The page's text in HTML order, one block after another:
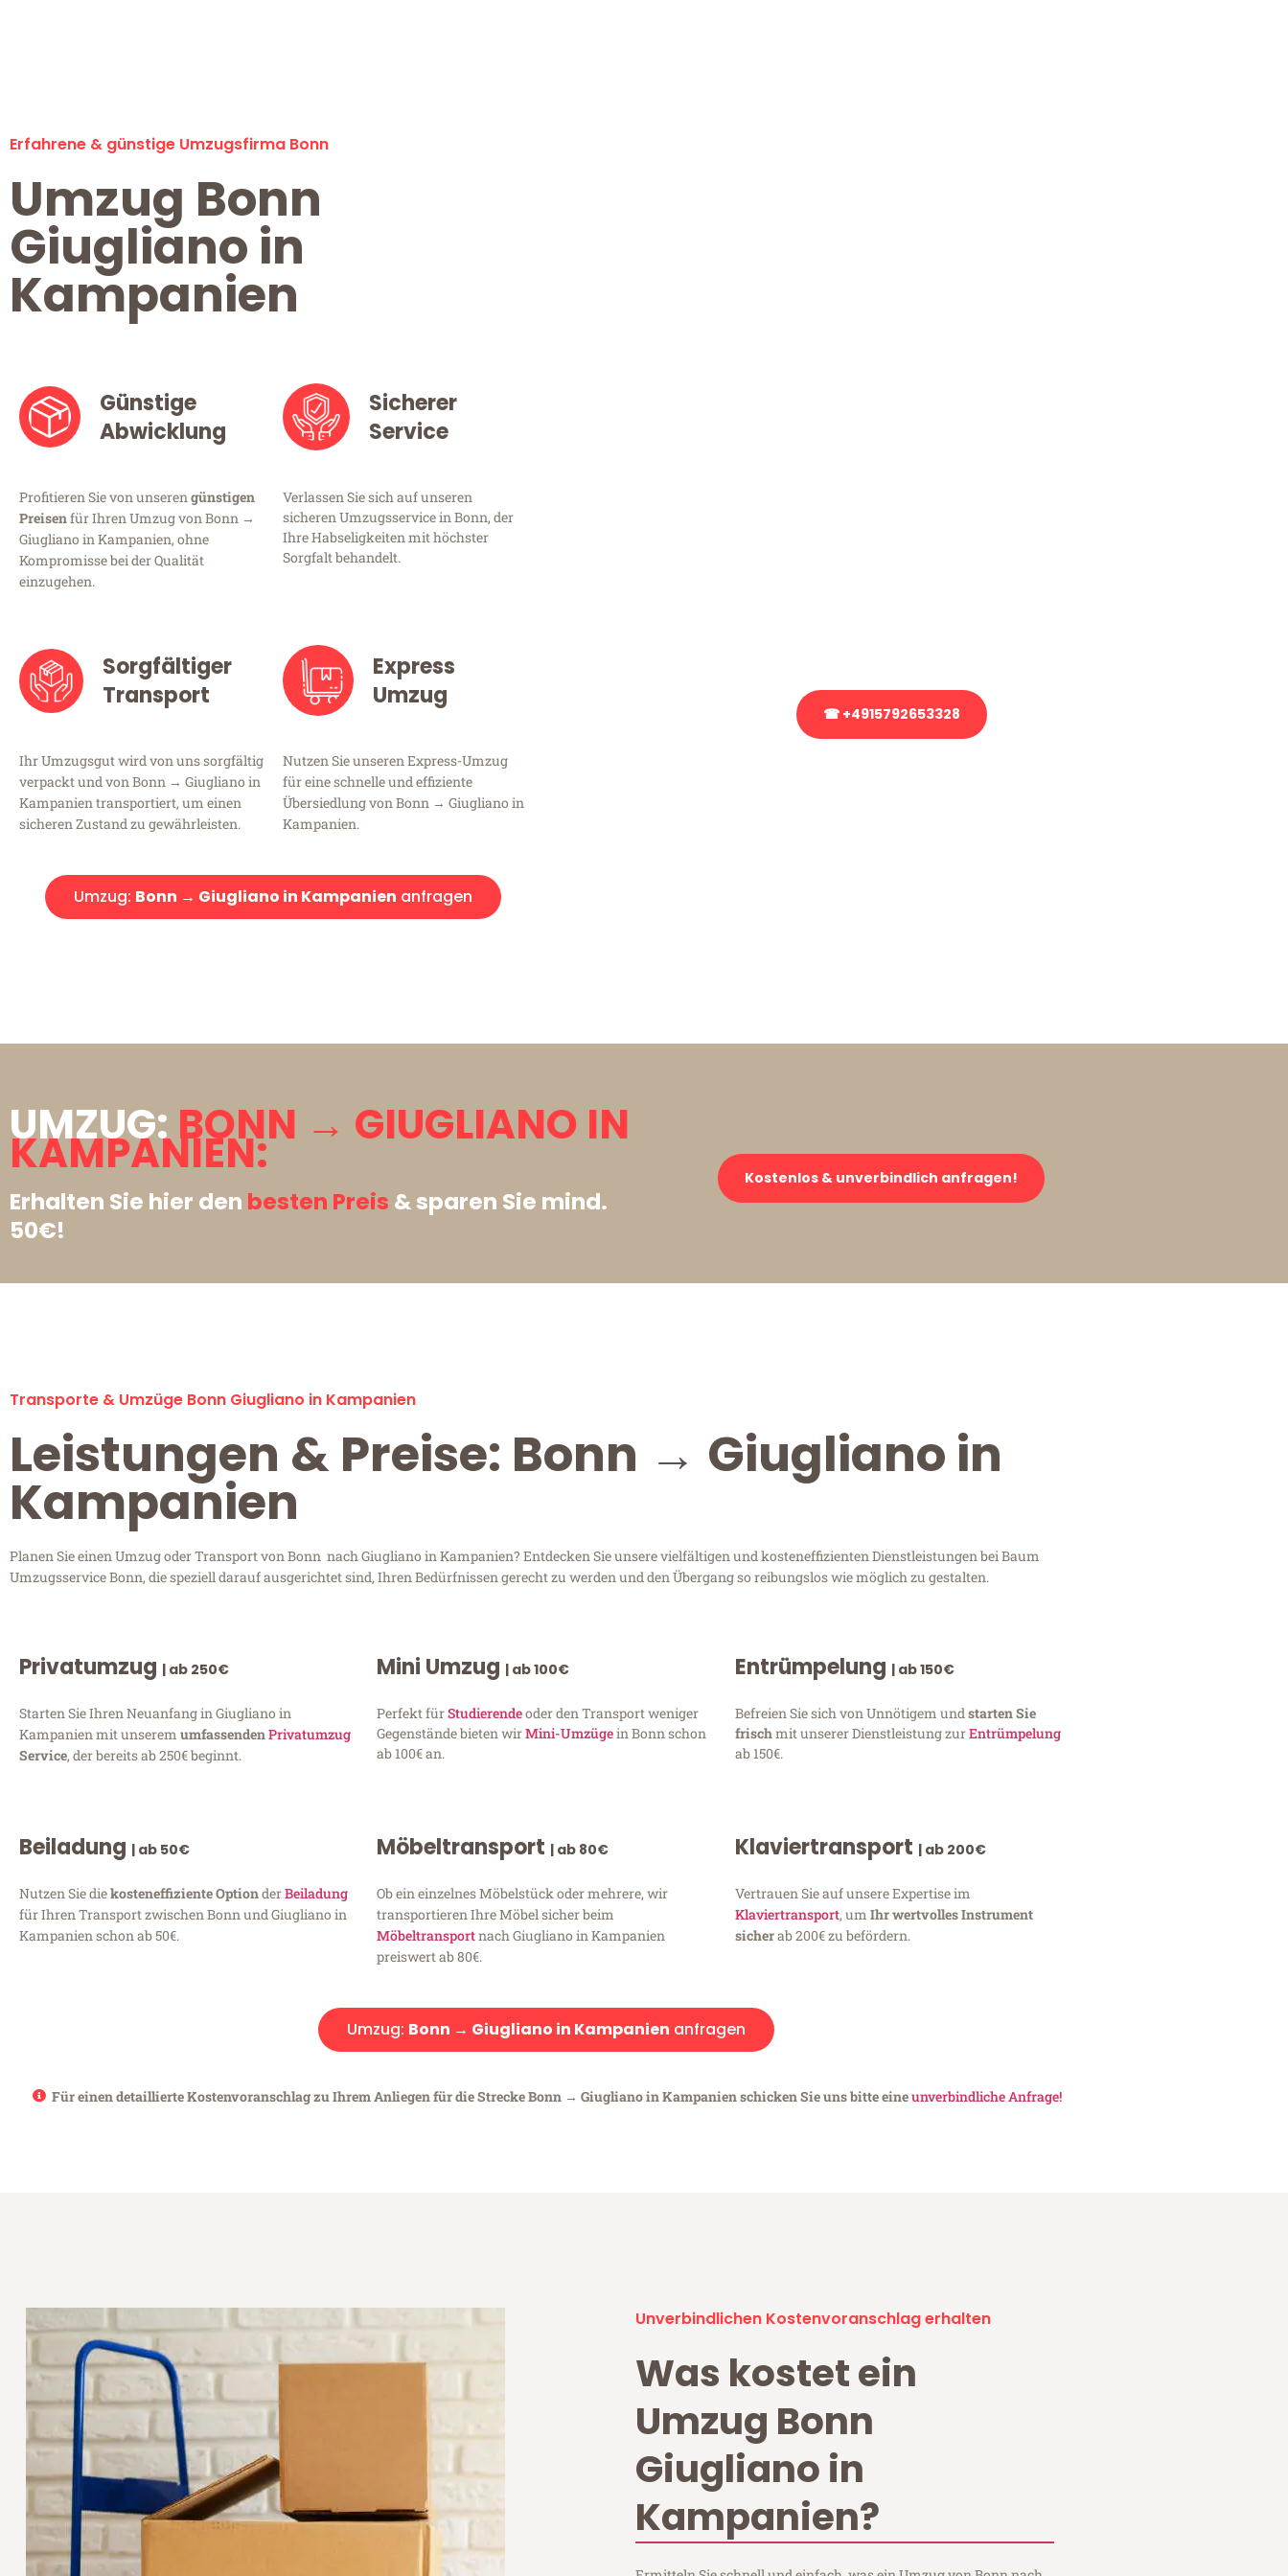
Erfahrene & günstige Umzugsfirma Bonn
Umzug Bonn
Giugliano in
Kampanien
Günstige
Abwicklung
Profitieren Sie von unserengünstigen
Preisenfür Ihren Umzug von Bonn →
Giugliano in Kampanien, ohne
Kompromisse bei der Qualität
einzugehen.
Sicherer
Service
Verlassen Sie sich auf unseren
sicheren Umzugsservice in Bonn, der
Ihre Habseligkeiten mit höchster
Sorgfalt behandelt.
Sorgfältiger
Transport
Ihr Umzugsgut wird von uns sorgfältig
verpackt und von Bonn → Giugliano in
Kampanien transportiert, um einen
sicheren Zustand zu gewährleisten.
Express
Umzug
Nutzen Sie unseren Express-Umzug
für eine schnelle und effiziente
Übersiedlung von Bonn → Giugliano in
Kampanien.
Umzug: Bonn → Giugliano in Kampanien anfragen
☎ +4915792653328
UMZUG:BONN → GIUGLIANO IN
KAMPANIEN:
Erhalten Sie hier den besten Preis & sparen Sie mind.
50€!
Kostenlos & unverbindlich anfragen!
Transporte & Umzüge Bonn Giugliano in Kampanien
Leistungen & Preise: Bonn → Giugliano in
Kampanien
Planen Sie einen Umzug oder Transport von Bonn nach Giugliano in Kampanien? Entdecken Sie unsere vielfältigen und kosteneffizienten Dienstleistungen bei Baum
Umzugsservice Bonn, die speziell darauf ausgerichtet sind, Ihren Bedürfnissen gerecht zu werden und den Übergang so reibungslos wie möglich zu gestalten.
Privatumzug | ab 250€
Starten Sie Ihren Neuanfang in Giugliano in
Kampanien mit unserem umfassendenPrivatumzug
Service, der bereits ab 250€ beginnt.
Mini Umzug | ab 100€
Perfekt fürStudierendeoder den Transport weniger
Gegenstände bieten wirMini-Umzügein Bonn schon
ab 100€ an.
Entrümpelung | ab 150€
Befreien Sie sich von Unnötigem undstarten Sie
frischmit unserer Dienstleistung zurEntrümpelung
ab 150€.
Beiladung | ab 50€
Nutzen Sie diekosteneffiziente OptionderBeiladung
für Ihren Transport zwischen Bonn und Giugliano in
Kampanien schon ab 50€.
Möbeltransport | ab 80€
Ob ein einzelnes Möbelstück oder mehrere, wir
transportieren Ihre Möbel sicher beim
Möbeltransportnach Giugliano in Kampanien
preiswert ab 80€.
Klaviertransport | ab 200€
Vertrauen Sie auf unsere Expertise im
Klaviertransport, um Ihr wertvolles Instrument
sicherab 200€ zu befördern.
Umzug: Bonn → Giugliano in Kampanien anfragen
Für einen detaillierte Kostenvoranschlag zu Ihrem Anliegen für die Strecke Bonn → Giugliano in Kampanien schicken Sie uns bitte eineunverbindliche Anfrage!
Unverbindlichen Kostenvoranschlag erhalten
Was kostet ein
Umzug Bonn
Giugliano in
Kampanien?